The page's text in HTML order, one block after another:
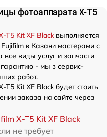
фотоаппарата X-T5
T5 Kit XF Blackвыполняется
в Казани мастерами с
виды услуг и запчасти
- мы в сервис-
работ.
T5 Kit XF Black будет стоить
заказа на сайте через
X-T5 Kit XF Black
не требует